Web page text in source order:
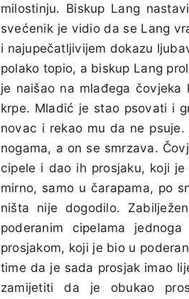
milostinju. Biskup Lang
svećenik je vidio da se Lang
i najupečatljivijem dokazu
polako topio, a biskup Lang
je naišao na mlađega
krpe. Mladić je stao psovati i
novac i rekao mu da ne
nogama, a on se smrzava.
cipele i dao ih prosjaku, koji
mirno, samo u čarapama, po
ništa nije dogodilo.
poderanim cipelama
prosjakom, koji je bio u
time da je sada prosjak imao
zamijetiti da je obukao